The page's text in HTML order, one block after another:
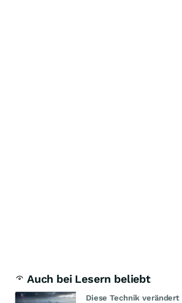
Auch bei Lesern beliebt
Diese Technik verändert